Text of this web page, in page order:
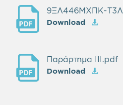
9ΞΛ446ΜΧΠΚ-
Download
Παράρτημα ΙII.pdf
Download